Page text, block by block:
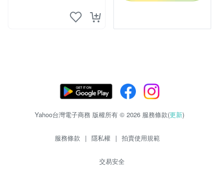
Yahoo台灣電子商務 版權所有 © 2026 服務條款(更新)
服務條款 | 隱私權 | 拍賣使用規範
交易安全